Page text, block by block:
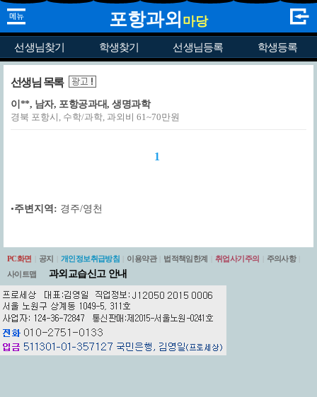
포항과외 마당
선생님찾기 학생찾기 선생님등록 학생등록
선생님 목록
이**, 남자, 포항공과대, 생명과학
경북 포항시, 수학/과학, 과외비 61~70만원
1
•주변지역: 경주/영천
PC화면 공지 개인정보취급방침 이용약관 법적책임한계 취업사기주의 주의사항
사이트맵
과외교습신고 안내